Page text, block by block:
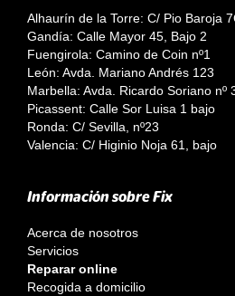
Alhaurín de la Torre: C/ Pio Baroja
Gandía: Calle Mayor 45, Bajo 2
Fuengirola: Camino de Coin nº1
León: Avda. Mariano Andrés 123
Marbella: Avda. Ricardo Soriano nº
Picassent: Calle Sor Luisa 1 bajo
Ronda: C/ Sevilla, nº23
Valencia: C/ Higinio Noja 61, bajo
Información sobre Fix
Acerca de nosotros
Servicios
Reparar online
Recogida a domicilio